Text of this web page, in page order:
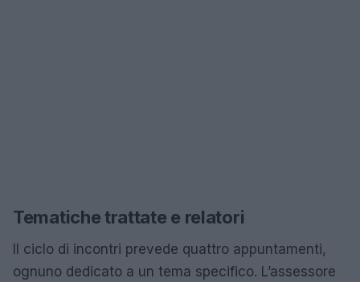
Tematiche trattate e relatori
Il ciclo di incontri prevede quattro appuntamenti,
ognuno dedicato a un tema specifico. L’assessore